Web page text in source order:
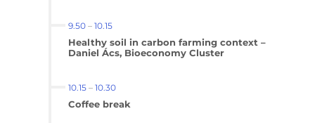
9.50– 10.15
Healthy soil in carbon farming context –
Daniel Ács, Bioeconomy Cluster
10.15– 10.30
Coffee break